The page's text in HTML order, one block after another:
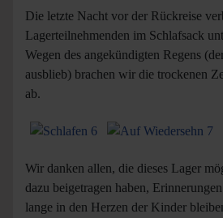
Die letzte Nacht vor der Rückreise
Lagerteilnehmenden im Schlafsack
Wegen des angekündigten Regens
ausblieb) brachen wir die trockenen
ab.
Wir danken allen, die dieses Lager
dazu beigetragen haben,
lange in den Herzen der Kinder